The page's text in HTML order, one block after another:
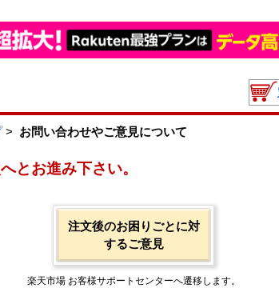
> お問い合わせやご意見について
とお進み下さい。
注文後のお困りごとに対
するご意見
楽天市場 お客様サポートセンターへ遷移します。